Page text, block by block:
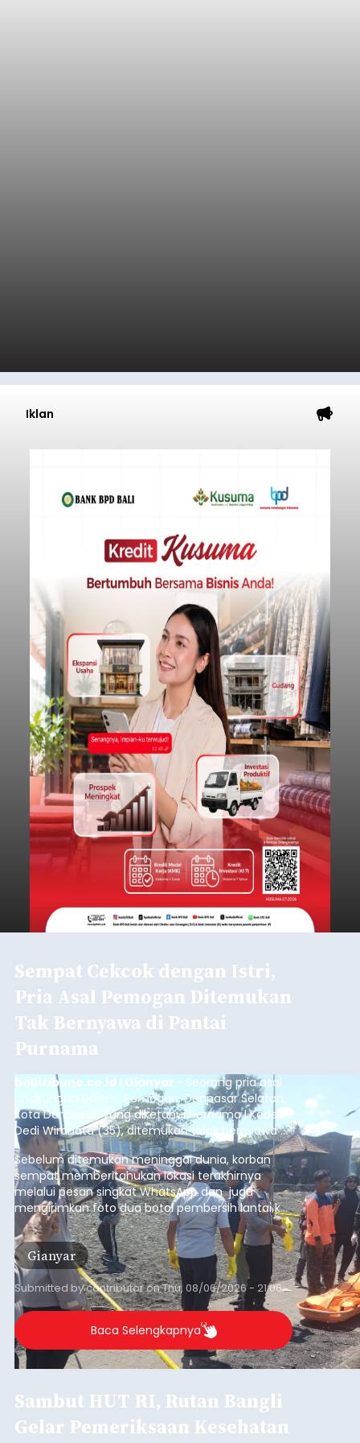
Iklan
Sempat Cekcok dengan Istri,
Pria Asal Pemogan Ditemukan
Tak Bernyawa di Pantai
balitribune.co.id I Gianyar -
Seorang pria asal
Lingkungan Dalem, Pemogan, Denpasar Selatan,
Kota Denpasar, yang diketahui bernama I Kadek
Dedi Wiranata (35), ditemukan tidak bernyawa di
pesisir Pantai Purnama, Sukawati.
Sebelum ditemukan meninggal dunia, korban
sempat memberitahukan lokasi terakhirnya
melalui pesan singkat WhatsApp dan juga
mengirimkan foto dua botol pembersih lantai ke
istrinya.
Gianyar
Submitted bycontributoronThu, 08/06/2026 - 21:06
Baca Selengkapnya
Sambut HUT RI, Rutan Bangli
Gratis
balitribune.co.id I Bangli -Serangkian
memperingati hari ulang tahun Kemerdekaan
Republik Indonesia ( HUT RI) ke-81, Rumah
Tahanan Negara Kelas II B Bangli menggelar
(6/8/2026).
Bangli
Submitted bycontributoronThu, 08/06/2026 - 20:56
Baca Selengkapnya
Iklan